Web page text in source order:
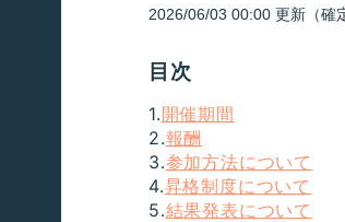
目次
1.開催期間
2.報酬
3.参加方法について
4.昇格制度について
5.結果発表について